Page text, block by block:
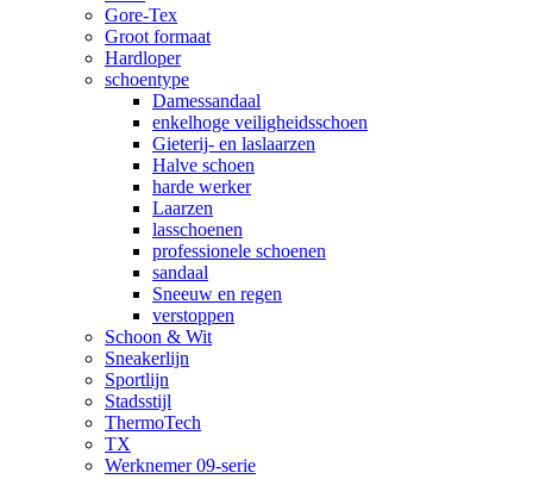
Gore-Tex
Groot formaat
Hardloper
schoentype
Damessandaal
enkelhoge veiligheidsschoen
Gieterij- en laslaarzen
Halve schoen
harde werker
Laarzen
lasschoenen
professionele schoenen
sandaal
Sneeuw en regen
verstoppen
Schoon & Wit
Sneakerlijn
Sportlijn
Stadsstijl
ThermoTech
TX
Werknemer 09-serie